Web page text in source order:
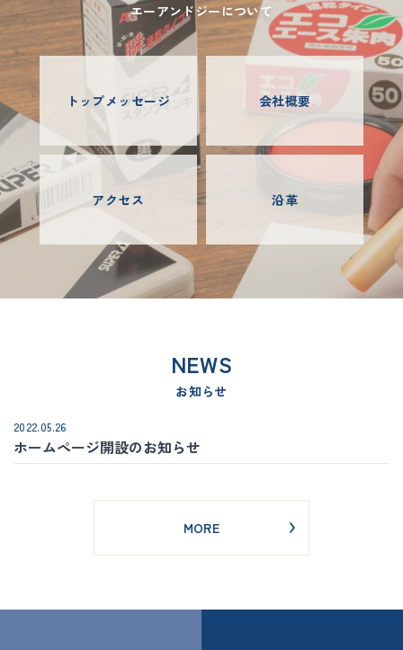
エーアンドジーについて
トップメッセージ 会社概要
アクセス 沿革
NEWS
お知らせ
2022.05.26
ホームページ開設のお知らせ
MORE